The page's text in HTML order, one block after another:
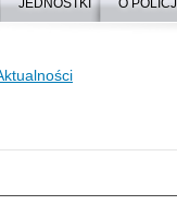
JEDNOSTKI O POLICJI